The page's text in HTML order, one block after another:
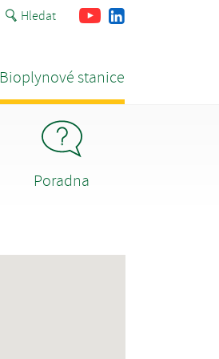
Hledat FacebookYoutube
Bioplynové stanice
Poradna